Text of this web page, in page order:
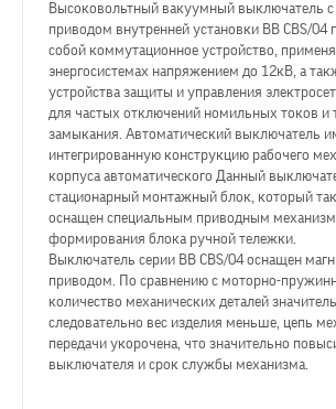
Высоковольтный вакуумный выключатель
приводом внутренней установки BB CBS/04
собой коммутационное устройство,
энергосистемах напряжением до 12кВ, а
устройства защиты и управления
для частых отключений номильных токов и
замыкания. Автоматический выключатель
интегрированную конструкцию рабочего
корпуса автоматического Данный
стационарный монтажный блок, который
оснащен специальным приводным
формирования блока ручной тележки.
Выключатель серии ВВ CBS/04 оснащен
приводом. По сравнению с моторно-
количество механических деталей
следовательно вес изделия меньше, цепь
передачи укорочена, что значительно
выключателя и срок службы механизма.